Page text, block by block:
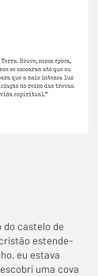
do castelo de
estende-
eu estava
uma cova